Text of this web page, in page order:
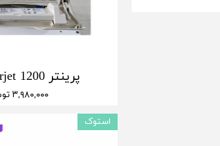
پرینتر HP Laserjet 1200
۳,۹۸۰,۰۰۰ تومان
استوک